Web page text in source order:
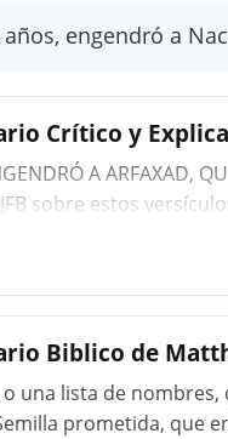
engendró a
Crítico y
A ARFAXAD,
sobre estos
Biblico de
una lista de
prometida, que